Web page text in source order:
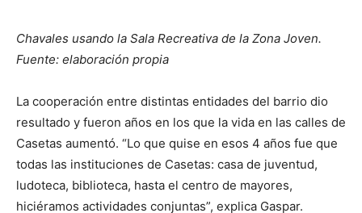
Chavales usando la Sala Recreativa de la Zona Joven.
Fuente: elaboración propia
La cooperación entre distintas entidades del barrio dio
resultado y fueron años en los que la vida en las calles de
Casetas aumentó. “Lo que quise en esos 4 años fue que
todas las instituciones de Casetas: casa de juventud,
ludoteca, biblioteca, hasta el centro de mayores,
hiciéramos actividades conjuntas”, explica Gaspar.